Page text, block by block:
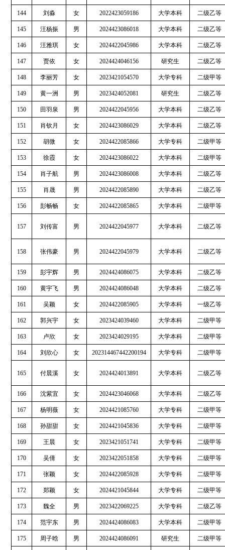
144 刘淼 女 2022423059186 大学本科 二级乙等
145 汪杨振 男 2024423086018 大学本科 二级乙等
146 汪雅琪 女 2024422045986 大学本科 二级乙等
147 贾依 女 2024424046156 研究生 二级乙等
148 李丽芳 女 2023421054570 大学专科 二级甲等
149 黄一洲 男 2023424052081 研究生 二级乙等
150 田羽泉 男 2024422045956 大学本科 二级乙等
151 肖钦月 女 2024423086029 大学本科 二级乙等
152 胡微 女 2024422085866 大学专科 二级甲等
153 徐霞 女 2024423086022 大学本科 二级甲等
154 肖子航 男 2024423086008 大学本科 二级乙等
155 肖晟 男 2024422085890 大学本科 二级乙等
156 彭畅畅 女 2024422085865 大学本科 二级甲等
157 刘传富 男 2024422045977 大学本科 二级乙等
158 张伟豪 男 2024422045979 大学本科 二级乙等
159 彭宇辉 男 2024424086075 大学本科 二级乙等
160 黄宇飞 男 2024424086048 大学本科 二级乙等
161 吴颖 女 2024422085905 大学本科 一级乙等
162 郭兴宇 女 2023424039460 大学本科 二级甲等
163 卢欣 女 2023424029195 大学本科 二级甲等
164 刘欣心 女 202314467442200194 大学专科 二级甲等
165 付晨溪 女 2024424013891 大学本科 二级乙等
166 沈紫宜 女 2024423046068 大学本科 二级乙等
167 杨明薇 女 2024421085760 大学专科 二级甲等
168 孙甜甜 女 2024421045836 大学专科 二级甲等
169 王晨 女 2023421051741 大学专科 二级甲等
170 吴倩 女 2023422051858 大学专科 二级甲等
171 张颖 女 2024422085928 大学专科 二级甲等
172 郑颖 女 2024421045844 大学专科 二级甲等
173 魏全 男 2023422069225 大学专科 二级乙等
174 范宇东 男 2024424086083 大学本科 二级甲等
175 周子晗 男 2024424086091 研究生 二级甲等